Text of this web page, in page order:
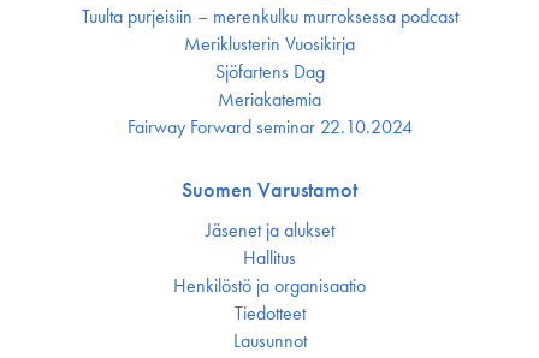
Tuulta purjeisiin – merenkulku murroksessa podcast
Meriklusterin Vuosikirja
Sjöfartens Dag
Meriakatemia
Fairway Forward seminar 22.10.2024
Suomen Varustamot
Jäsenet ja alukset
Hallitus
Henkilöstö ja organisaatio
Tiedotteet
Lausunnot